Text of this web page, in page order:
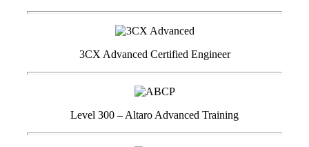
3CX Advanced Certified Engineer
Level 300 – Altaro Advanced Training